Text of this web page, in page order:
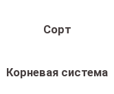
Сорт
Корневая система